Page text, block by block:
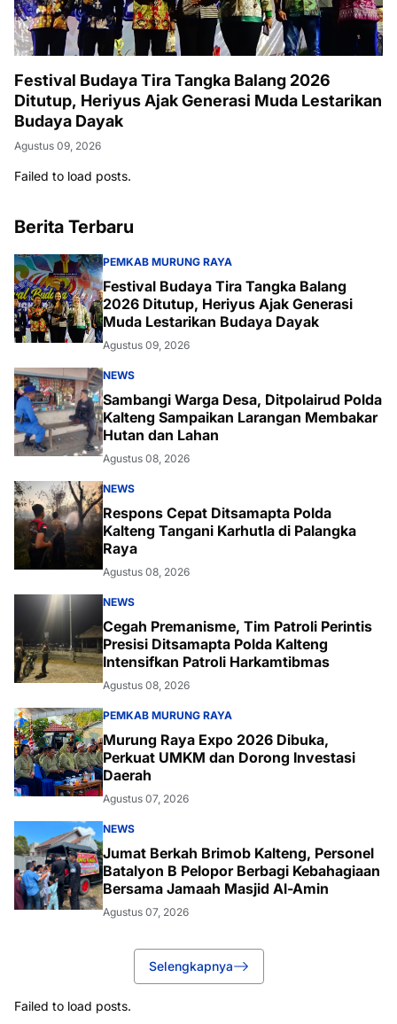
Festival Budaya Tira Tangka Balang 2026
Ditutup, Heriyus Ajak Generasi Muda Lestarikan
Budaya Dayak
Agustus 09, 2026
Failed to load posts.
Berita Terbaru
PEMKAB MURUNG RAYA
Festival Budaya Tira Tangka Balang
2026 Ditutup, Heriyus Ajak Generasi
Muda Lestarikan Budaya Dayak
Agustus 09, 2026
NEWS
Sambangi Warga Desa, Ditpolairud Polda
Kalteng Sampaikan Larangan Membakar
Hutan dan Lahan
Agustus 08, 2026
NEWS
Respons Cepat Ditsamapta Polda
Kalteng Tangani Karhutla di Palangka
Raya
Agustus 08, 2026
NEWS
Cegah Premanisme, Tim Patroli Perintis
Presisi Ditsamapta Polda Kalteng
Intensifkan Patroli Harkamtibmas
Agustus 08, 2026
PEMKAB MURUNG RAYA
Murung Raya Expo 2026 Dibuka,
Perkuat UMKM dan Dorong Investasi
Daerah
Agustus 07, 2026
NEWS
Jumat Berkah Brimob Kalteng, Personel
Batalyon B Pelopor Berbagi Kebahagiaan
Bersama Jamaah Masjid Al-Amin
Agustus 07, 2026
Selengkapnya
Failed to load posts.